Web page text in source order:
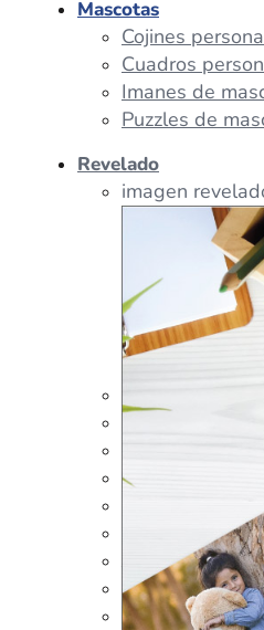
Tazas
Peluches
Portalápices
Puzles
Juegos de
Alfombrillas
Lámparas LED
Mascotas
Cojines
Cuadros
Imanes de
Puzzles de
Revelado
imagen